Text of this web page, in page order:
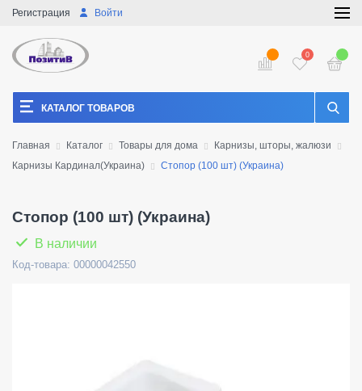
Войти
Регистрация
0
КАТАЛОГ ТОВАРОВ
Главная Каталог Товары для дома
Карнизы, шторы, жалюзи
Карнизы Кардинал(Украина)
Стопор (100 шт) (Украина)
Стопор (100 шт) (Украина)
В наличии
Код-товара: 00000042550